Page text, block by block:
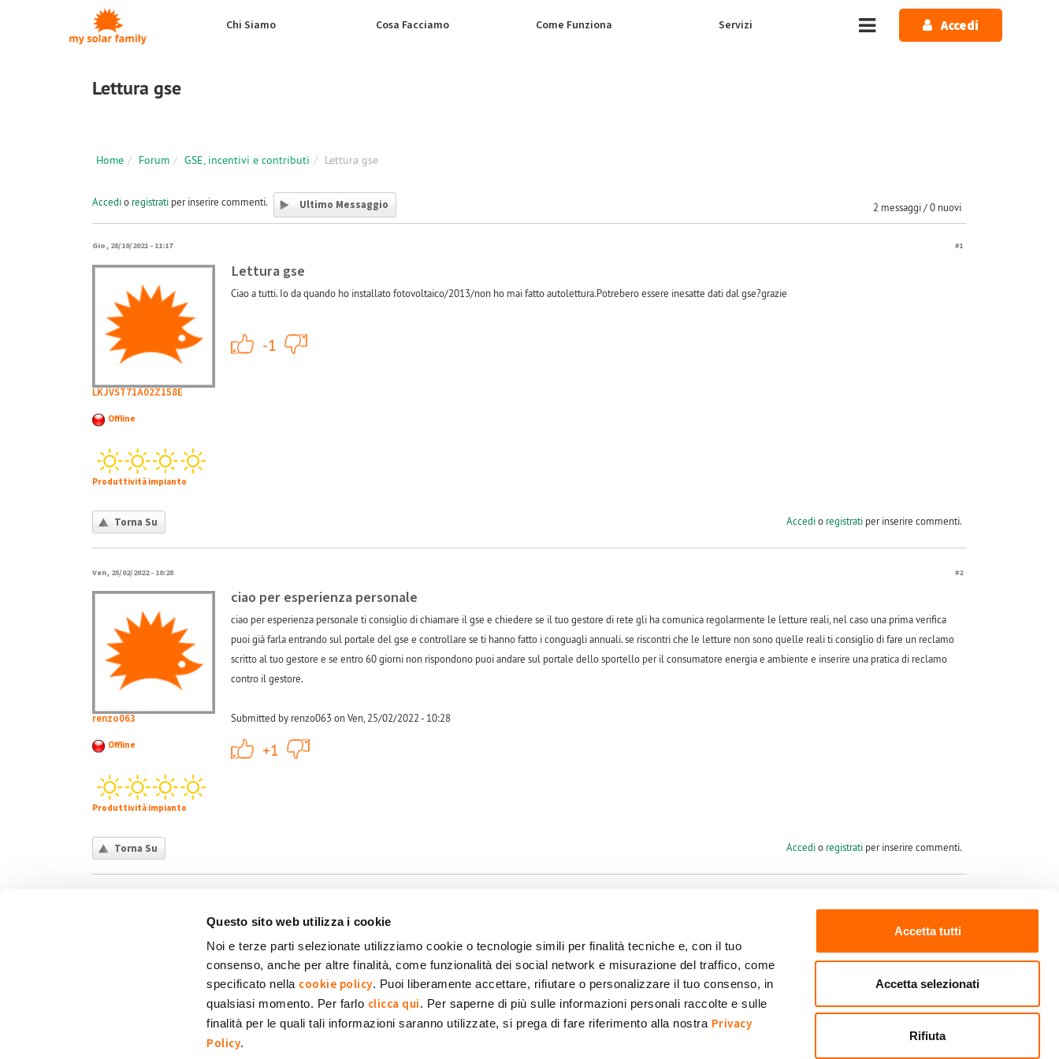
Questo sito web utilizza i cookie
Noi e terze parti selezionate utilizziamo cookie o tecnologie simili per finalità tecniche e, con il tuo
consenso, anche per altre finalità, come funzionalità dei social network e misurazione del traffico, come
specificato nella cookie policy. Puoi liberamente accettare, rifiutare o personalizzare il tuo consenso, in
qualsiasi momento. Per farlo clicca qui. Per saperne di più sulle informazioni personali raccolte e sulle
finalità per le quali tali informazioni saranno utilizzate, si prega di fare riferimento alla nostra Privacy
Policy.
Accetta tutti
Accetta selezionati
Rifiuta
Salta al contenuto principale
Chi Siamo Cosa Facciamo Come Funziona Servizi Accedi
Lettura gse
Home Forum GSE, incentivi e contributi Lettura gse
2 messaggi / 0 nuovi
Accedio registrati per inserire commenti. Ultimo Messaggio
Gio, 28/10/2021 - 11:17 #1
LKJVST71A02Z158E
Offline
Produttività impianto
Lettura gse
Ciao a tutti. Io da quando ho installato fotovoltaico/2013/non ho mai fatto autolettura.Potrebero essere inesatte dati dal gse?grazie
-1
Torna Su Accedio registratiper inserire commenti.
Ven, 25/02/2022 - 10:28 #2
renzo063
Offline
Produttività impianto
ciao per esperienza personale
ciao per esperienza personale ti consiglio di chiamare il gse e chiedere se il tuo gestore di rete gli ha comunica regolarmente le letture reali, nel caso una prima verifica
puoi già farla entrando sul portale del gse e controllare se ti hanno fatto i conguagli annuali. se riscontri che le letture non sono quelle reali ti consiglio di fare un reclamo
scritto al tuo gestore e se entro 60 giorni non rispondono puoi andare sul portale dello sportello per il consumatore energia e ambiente e inserire una pratica di reclamo
contro il gestore.
Submitted by renzo063 on Ven, 25/02/2022 - 10:28
+1
+1
Torna Su Accedio registratiper inserire commenti.
Contatti Privacy policy Cookie Dichiarazione di accessibilità POR FESR 2014-2020
My Solar Family è un marchio di Eni Plenitude SpA Società Benefit
Via Giovanni Lorenzini, 4
POWERED BY: